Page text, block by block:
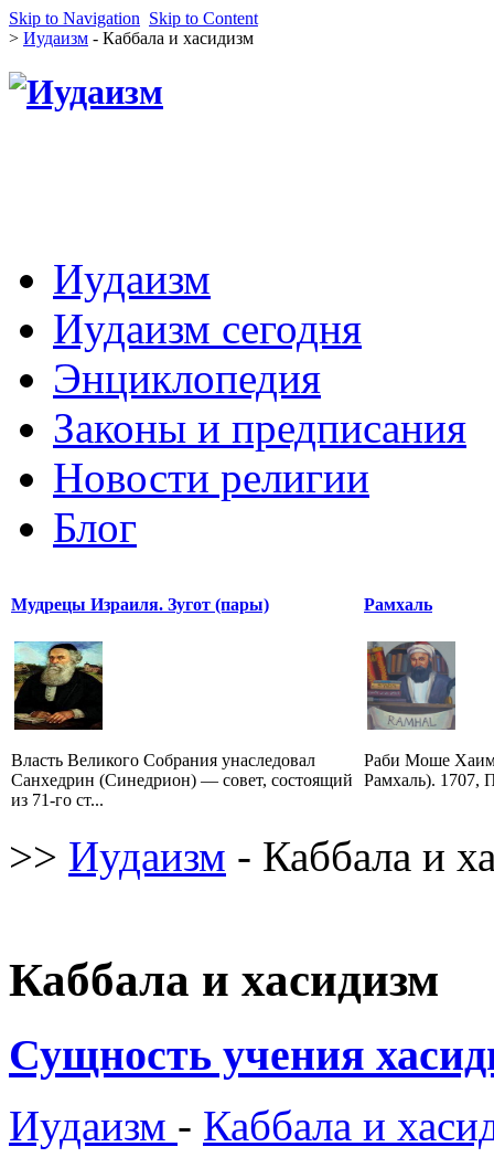
Skip to Navigation Skip to Content
> Иудаизм - Каббала и хасидизм
Иудаизм
Иудаизм сегодня
Энциклопедия
Законы и предписания
Новости религии
Блог
Мудрецы Израиля. Зугот (пары)
Власть Великого Собрания унаследовал
Санхедрин (Синедрион) — совет, состоящий
из 71-го ст...
Рамхаль
Раби Моше Хаим
Рамхаль). 1707,
>> Иудаизм - Каббала и
Каббала и хасидизм
Сущность учения
Иудаизм - Каббала и